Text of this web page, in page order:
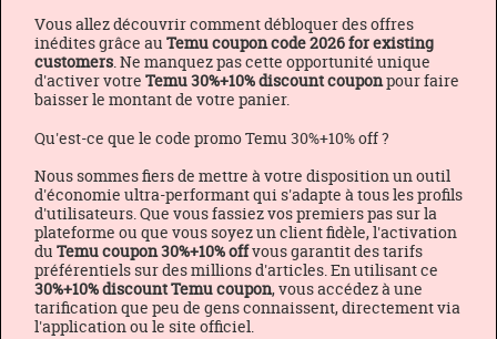
Vous allez découvrir comment débloquer des offres
inédites grâce au Temu coupon code 2026 for existing
customers. Ne manquez pas cette opportunité unique
d'activer votre Temu 30%+10% discount couponpour faire
baisser le montant de votre panier.
Qu'est-ce que le code promo Temu 30%+10% off ?
Nous sommes fiers de mettre à votre disposition un outil
d'économie ultra-performant qui s'adapte à tous les profils
d'utilisateurs. Que vous fassiez vos premiers pas sur la
plateforme ou que vous soyez un client fidèle, l'activation
du Temu coupon 30%+10% offvous garantit des tarifs
préférentiels sur des millions d'articles. En utilisant ce
30%+10% discount Temu coupon, vous accédez à une
tarification que peu de gens connaissent, directement via
l'application ou le site officiel.